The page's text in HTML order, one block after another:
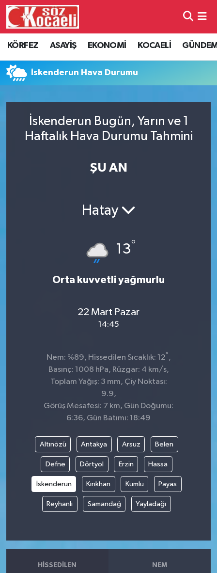
KÖRFEZ ASAYİŞ EKONOMİ KOCAELİ
İskenderun Hava Durumu
İskenderun Bugün, Yarın ve 1
Haftalık Hava Durumu Tahmini
ŞU AN
Hatay
13°
Orta kuvvetli yağmurlu
22 Mart Pazar
14:45
Nem: %89, Hissedilen Sıcaklık: 12° ,
Basınç: 1008 hPa, Rüzgar: 4 km/s,
Toplam Yağış: 3 mm, Çiy Noktası:
9.9,
Görüş Mesafesi: 7 km, Gün Doğumu:
6:36, Gün Batımı: 18:49
Altınözü Antakya Arsuz Belen
Defne Dörtyol Erzin Hassa
İskenderun Kırıkhan Kumlu Payas
Reyhanlı Samandağ Yayladağı
HISSEDILEN NEM
Kocaeli Hava Durumu
Kocaeli Namaz Vakitleri
Süper Lig Puan Durumu ve Fikstür